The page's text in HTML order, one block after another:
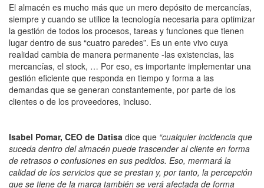
El almacén es mucho más que un mero depósito de mercancías,
siempre y cuando se utilice la tecnología necesaria para optimizar
la gestión de todos los procesos, tareas y funciones que tienen
lugar dentro de sus “cuatro paredes”. Es un ente vivo cuya
realidad cambia de manera permanente -las existencias, las
mercancías, el stock, … Por eso, es importante implementar una
gestión eficiente que responda en tiempo y forma a las
demandas que se generan constantemente, por parte de los
clientes o de los proveedores, incluso.
Isabel Pomar, CEO de Datisa dice que “cualquier incidencia que
suceda dentro del almacén puede trascender al cliente en forma
de retrasos o confusiones en sus pedidos. Eso, mermará la
calidad de los servicios que se prestan y, por tanto, la percepción
que se tiene de la marca también se verá afectada de forma